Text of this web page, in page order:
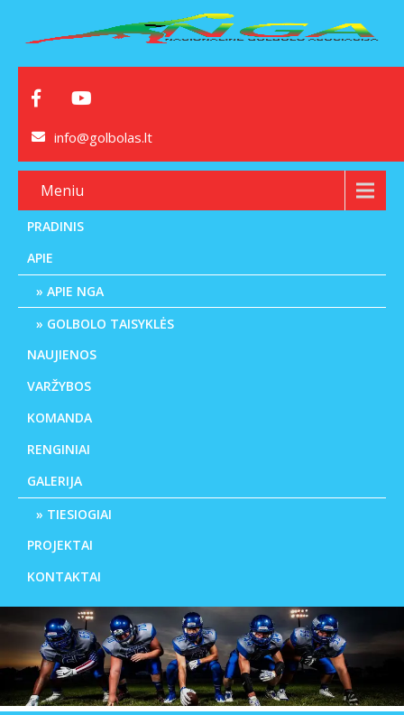
info@golbolas.lt
Meniu
PRADINIS
APIE
APIE NGA
GOLBOLO TAISYKLĖS
NAUJIENOS
VARŽYBOS
KOMANDA
RENGINIAI
GALERIJA
TIESIOGIAI
PROJEKTAI
KONTAKTAI